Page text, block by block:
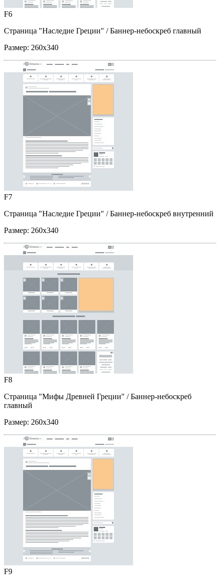
F6
Страница "Наследие Греции" / Баннер-небоскреб главный
Размер: 260x340
F7
Страница "Наследие Греции" / Баннер-небоскреб внутренний
Размер: 260x340
F8
Страница "Мифы Древней Греции" / Баннер-небоскреб
главный
Размер: 260x340
F9